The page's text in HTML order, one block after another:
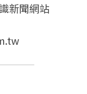
新聞網站